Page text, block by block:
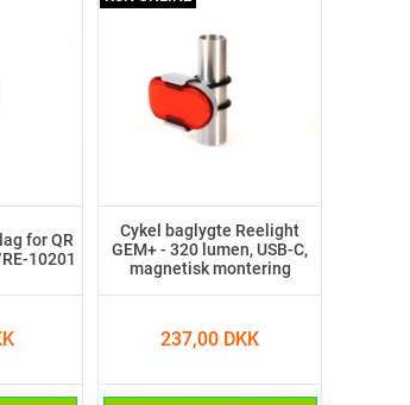
for QR
10201
Cykel baglygte Reelight
GEM+ - 320 lumen, USB-C,
magnetisk montering
237,00 DKK